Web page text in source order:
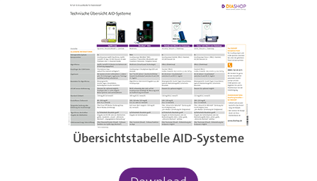
Übersichtstabelle AID-Systeme